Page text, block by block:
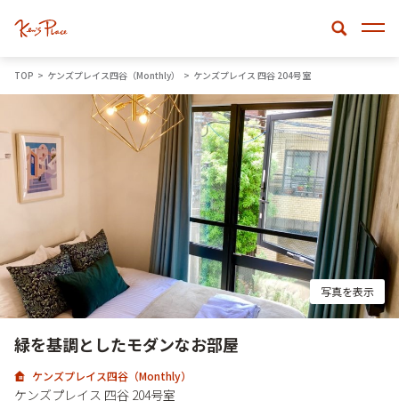
TOP ケンズプレイス四谷（Monthly） ケンズプレイス 四谷 204号室
写真を表示
緑を基調としたモダンなお部屋
ケンズプレイス四谷（Monthly）
ケンズプレイス 四谷 204号室